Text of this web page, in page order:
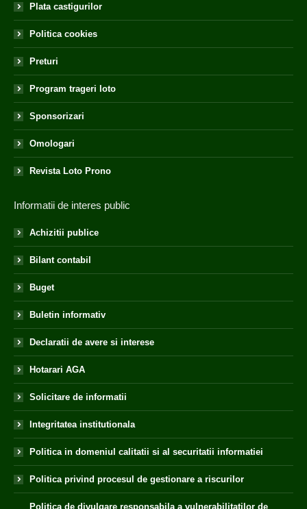
Plata castigurilor
Politica cookies
Preturi
Program trageri loto
Sponsorizari
Omologari
Revista Loto Prono
Informatii de interes public
Achizitii publice
Bilant contabil
Buget
Buletin informativ
Declaratii de avere si interese
Hotarari AGA
Solicitare de informatii
Integritatea institutionala
Politica in domeniul calitatii si al securitatii informatiei
Politica privind procesul de gestionare a riscurilor
Politica de divulgare responsabila a vulnerabilitatilor de